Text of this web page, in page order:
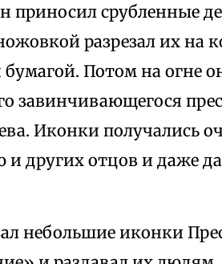
приносил срубленные
разрезал их на
Потом на огне
Иконки получались
и других отцов и даже
небольшие иконки